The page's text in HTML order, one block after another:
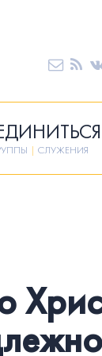
| СЛУЖЕНИЯ